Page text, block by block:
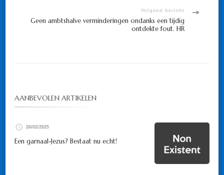
Volgend bericht
Geen ambtshalve verminderingen ondanks een tijdig
ontdekte fout. HR
AANBEVOLEN ARTIKELEN
26/02/2025
Een garnaal-Jezus? Bestaat nu echt!